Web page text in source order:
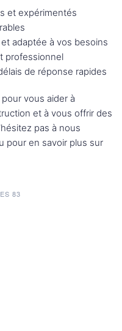
et expérimentés
adaptée à vos besoins
professionnel
de réponse rapides
vous aider à
et à vous offrir des
pas à nous
pour en savoir plus sur
83